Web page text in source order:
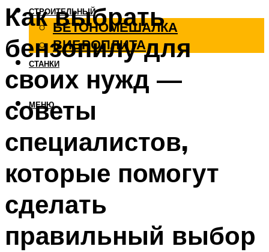
СТРОИТЕЛЬНЫЙ
БЕТОНОМЕШАЛКА
ВИБРОПЛИТА
СТАНКИ
МЕНЮ
Как выбрать
бензопилу для
своих нужд —
советы
специалистов,
которые помогут
сделать
правильный выбор